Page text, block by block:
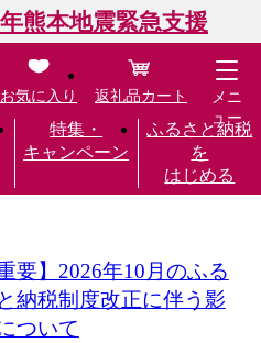
熊本地震緊急支援
特集・
キャンペーン
ふるさと納税
を
はじめる
お気に入り 返礼品カート
メニ
ュー
重要】2026年10月のふる
納税制度改正に伴う影
ついて